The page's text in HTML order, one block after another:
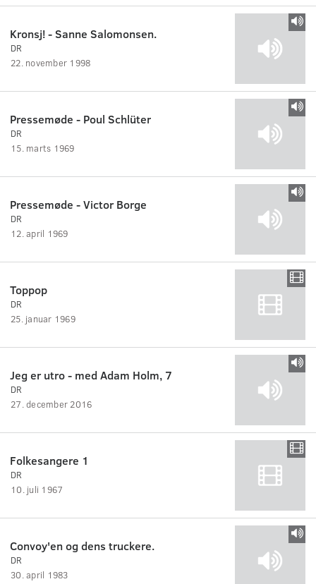
Kronsj! - Sanne Salomonsen.
DR
22. november 1998
Pressemøde - Poul Schlüter
DR
15. marts 1969
Pressemøde - Victor Borge
DR
12. april 1969
Toppop
DR
25. januar 1969
Jeg er utro - med Adam Holm, 7
DR
27. december 2016
Folkesangere 1
DR
10. juli 1967
Convoy'en og dens truckere.
DR
30. april 1983